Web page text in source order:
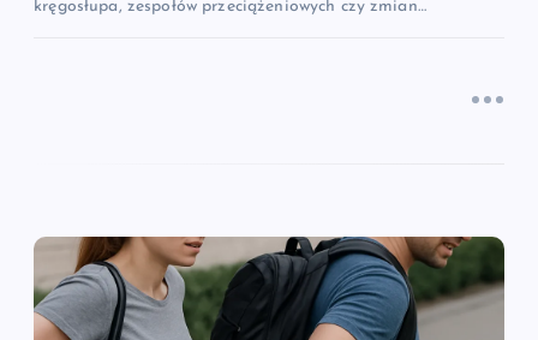
kręgosłupa, zespołów przeciążeniowych czy zmian…